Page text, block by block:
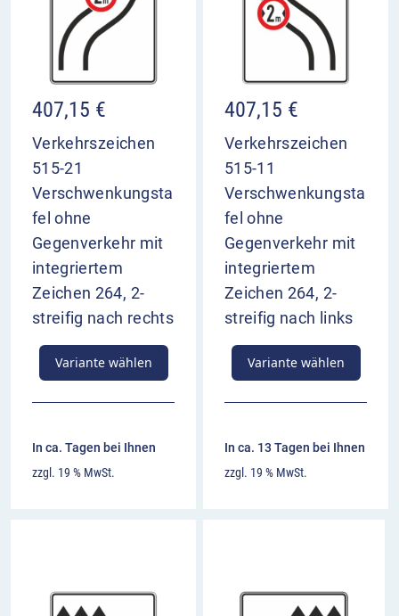
407,15 €
Verkehrszeichen
515-21
Verschwenkungsta
fel ohne
Gegenverkehr mit
integriertem
Zeichen 264, 2-
streifig nach rechts
Variante wählen
In ca. Tagen bei Ihnen
zzgl. 19 % MwSt.
407,15 €
Verkehrszeichen
515-11
Verschwenkungsta
fel ohne
Gegenverkehr mit
integriertem
Zeichen 264, 2-
streifig nach links
Variante wählen
In ca. 13 Tagen bei Ihnen
zzgl. 19 % MwSt.